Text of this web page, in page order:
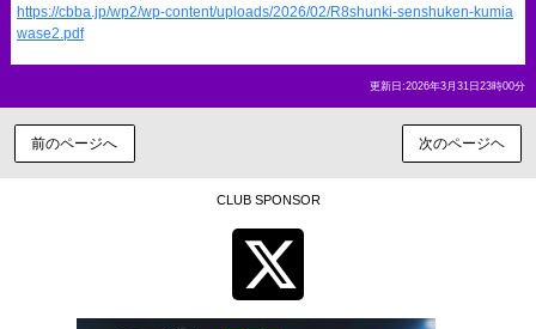
https://cbba.jp/wp2/wp-content/uploads/2026/02/R8shunki-senshuken-kumia
wase2.pdf
更新日:2026年3月31日23時00分
前のページへ 次のページヘ
CLUB SPONSOR